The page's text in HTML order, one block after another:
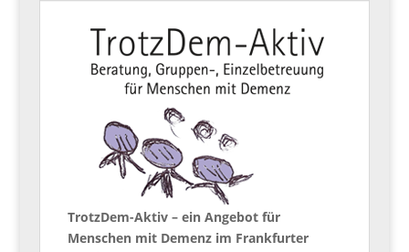
TrotzDem-Aktiv – ein Angebot für
Menschen mit Demenz im Frankfurter